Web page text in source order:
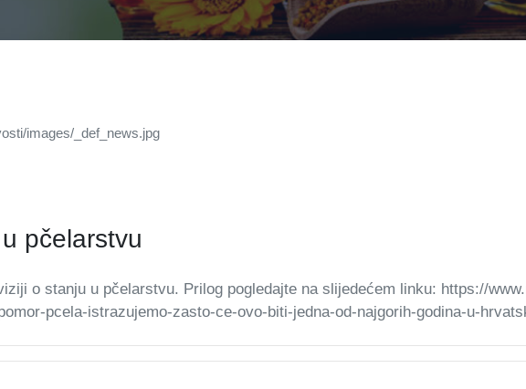
pčelarstvu
o stanju u pčelarstvu. Prilog pogledajte na slijedećem linku: https://
pcela-istrazujemo-zasto-ce-ovo-biti-jedna-od-najgorih-godina-u-